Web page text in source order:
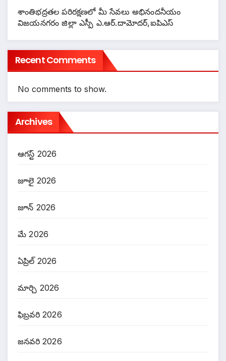
శాంతిభద్రతల పరిరక్షణలో మీ సేవలు అభినందనీయం
విజయనగరం జిల్లా ఎస్పీ ఎ.ఆర్.దామోదర్,ఐపిఎస్
Recent Comments
No comments to show.
Archives
ఆగస్ట్ 2026
జూలై 2026
జూన్ 2026
మే 2026
ఏప్రిల్ 2026
మార్చి 2026
ఫిబ్రవరి 2026
జనవరి 2026